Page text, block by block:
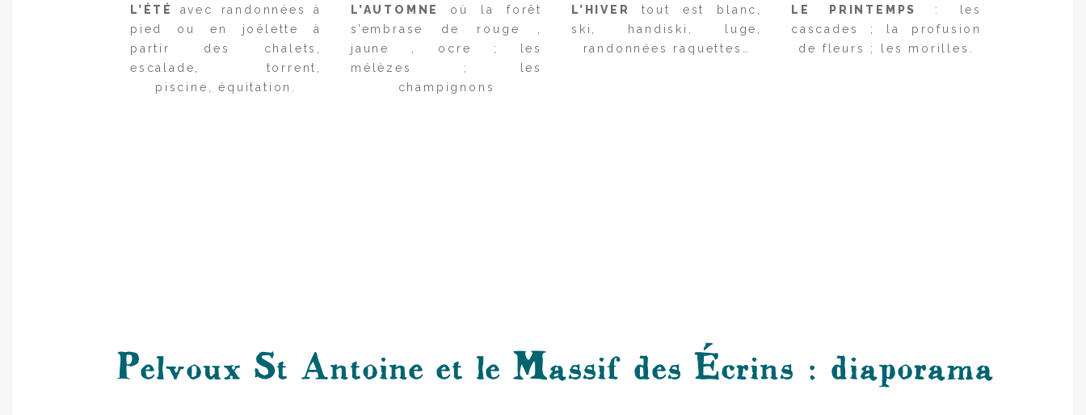
L’ÉTÉ avec randonnées à
pied ou en joëlette à
partir des chalets,
escalade, torrent,
piscine, équitation.
L’AUTOMNE où la forêt
s’embrase de rouge ,
jaune , ocre ; les
mélèzes ; les
champignons
L’HIVER tout est blanc,
ski, handiski, luge,
randonnées raquettes…
LE PRINTEMPS : les
cascades ; la profusion
de fleurs ; les morilles.
Pelvoux St Antoine et le Massif des Écrins : diaporama